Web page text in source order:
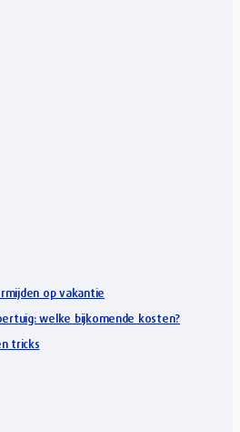
op vakantie
welke bijkomende kosten?
tricks